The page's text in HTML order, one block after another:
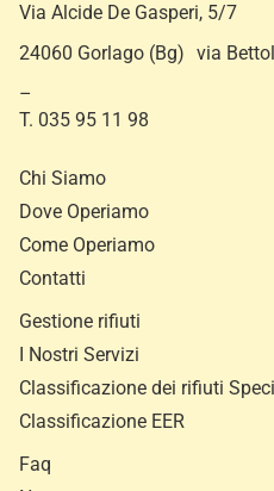
Via Alcide De Gasperi, 5/7
24060 Gorlago (Bg) via
–
T. 035 95 11 98
Chi Siamo
Dove Operiamo
Come Operiamo
Contatti
Gestione rifiuti
I Nostri Servizi
Classificazione dei rifiuti
Classificazione EER
Faq